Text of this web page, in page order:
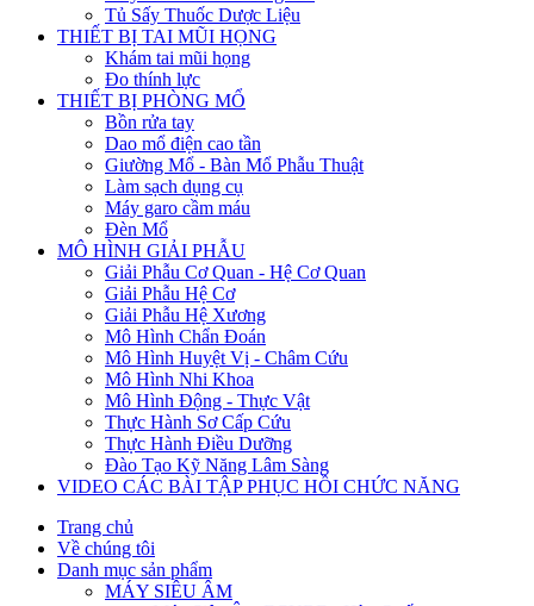
Tủ Sấy Thuốc Dược Liệu
THIẾT BỊ TAI MŨI HỌNG
Khám tai mũi họng
Đo thính lực
THIẾT BỊ PHÒNG MỔ
Bồn rửa tay
Dao mổ điện cao tần
Giường Mổ - Bàn Mổ Phẫu Thuật
Làm sạch dụng cụ
Máy garo cầm máu
Đèn Mổ
MÔ HÌNH GIẢI PHẪU
Giải Phẫu Cơ Quan - Hệ Cơ Quan
Giải Phẫu Hệ Cơ
Giải Phẫu Hệ Xương
Mô Hình Chẩn Đoán
Mô Hình Huyệt Vị - Châm Cứu
Mô Hình Nhi Khoa
Mô Hình Động - Thực Vật
Thực Hành Sơ Cấp Cứu
Thực Hành Điều Dưỡng
Đào Tạo Kỹ Năng Lâm Sàng
VIDEO CÁC BÀI TẬP PHỤC HỒI CHỨC NĂNG
Trang chủ
Về chúng tôi
Danh mục sản phẩm
MÁY SIÊU ÂM